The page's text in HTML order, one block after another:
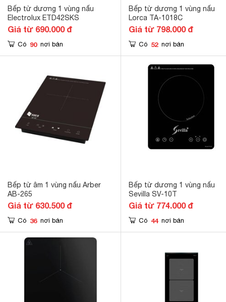
Bếp từ dương 1 vùng nấu
Electrolux ETD42SKS
Giá từ 690.000 đ
Có 90 nơi bán
Bếp từ dương 1 vùng nấu
Lorca TA-1018C
Giá từ 798.000 đ
Có 52 nơi bán
Bếp từ âm 1 vùng nấu Arber
AB-265
Giá từ 630.500 đ
Có 36 nơi bán
Bếp từ dương 1 vùng nấu
Sevilla SV-10T
Giá từ 774.000 đ
Có 44 nơi bán